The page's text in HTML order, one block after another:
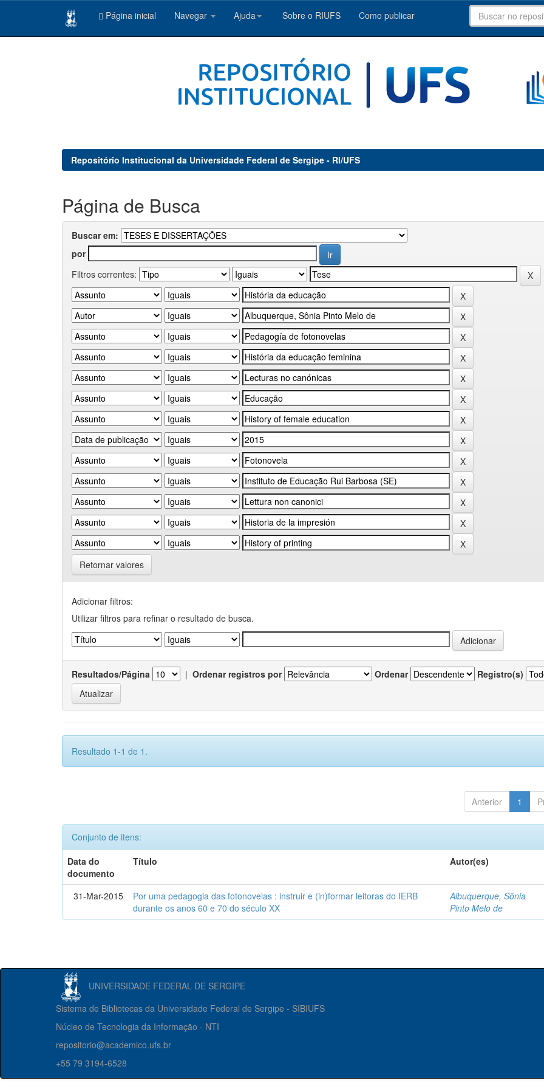
Página inicial Navegar Ajuda Sobre o RIUFS Como publicar
Repositório Institucional da Universidade Federal de Sergipe - RI/UFS
Página de Busca
Buscar em:
por
Filtros correntes:
Retornar valores
Adicionar filtros:
Utilizar filtros para refinar o resultado de busca.
Resultados/Página | Ordenar registros por Ordenar Registro(s)
Resultado 1-1 de 1.
Anterior 1
Conjunto de itens:
Data do
documento
Título Autor(es)
31-Mar-2015
Por uma pedagogia das fotonovelas : instruir e (in)formar leitoras do IERB
durante os anos 60 e 70 do século XX
Albuquerque, Sônia
Pinto Melo de
UNIVERSIDADE FEDERAL DE SERGIPE
Sistema de Bibliotecas da Universidade Federal de Sergipe - SIBIUFS
Núcleo de Tecnologia da Informação - NTI
repositorio@academico.ufs.br
+55 79 3194-6528